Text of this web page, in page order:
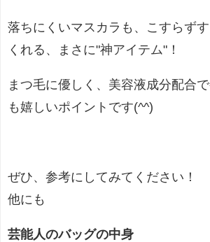
落ちにくいマスカラも、こすらず
くれる、まさに"神アイテム"！
まつ毛に優しく、美容液成分配合
も嬉しいポイントです(^^)
ぜひ、参考にしてみてください！
他にも
芸能人のバッグの中身